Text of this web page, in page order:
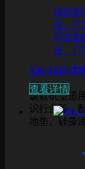
该款机
业，广
可切割
皮、广
XK-1625大
该款机型适
识行业等，
地垫、硅藻
查看详情